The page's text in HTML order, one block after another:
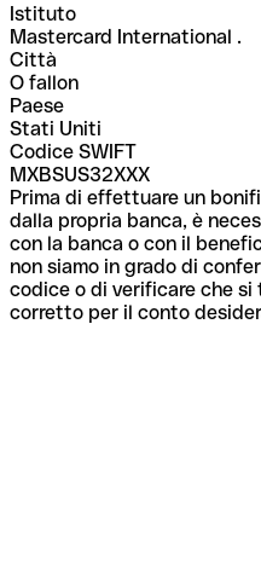
Istituto
Mastercard International .
Città
O fallon
Paese
Stati Uniti
Codice SWIFT
MXBSUS32XXX
Prima di effettuare un
dalla propria banca, è
con la banca o con il
non siamo in grado di
codice o di verificare che
corretto per il conto